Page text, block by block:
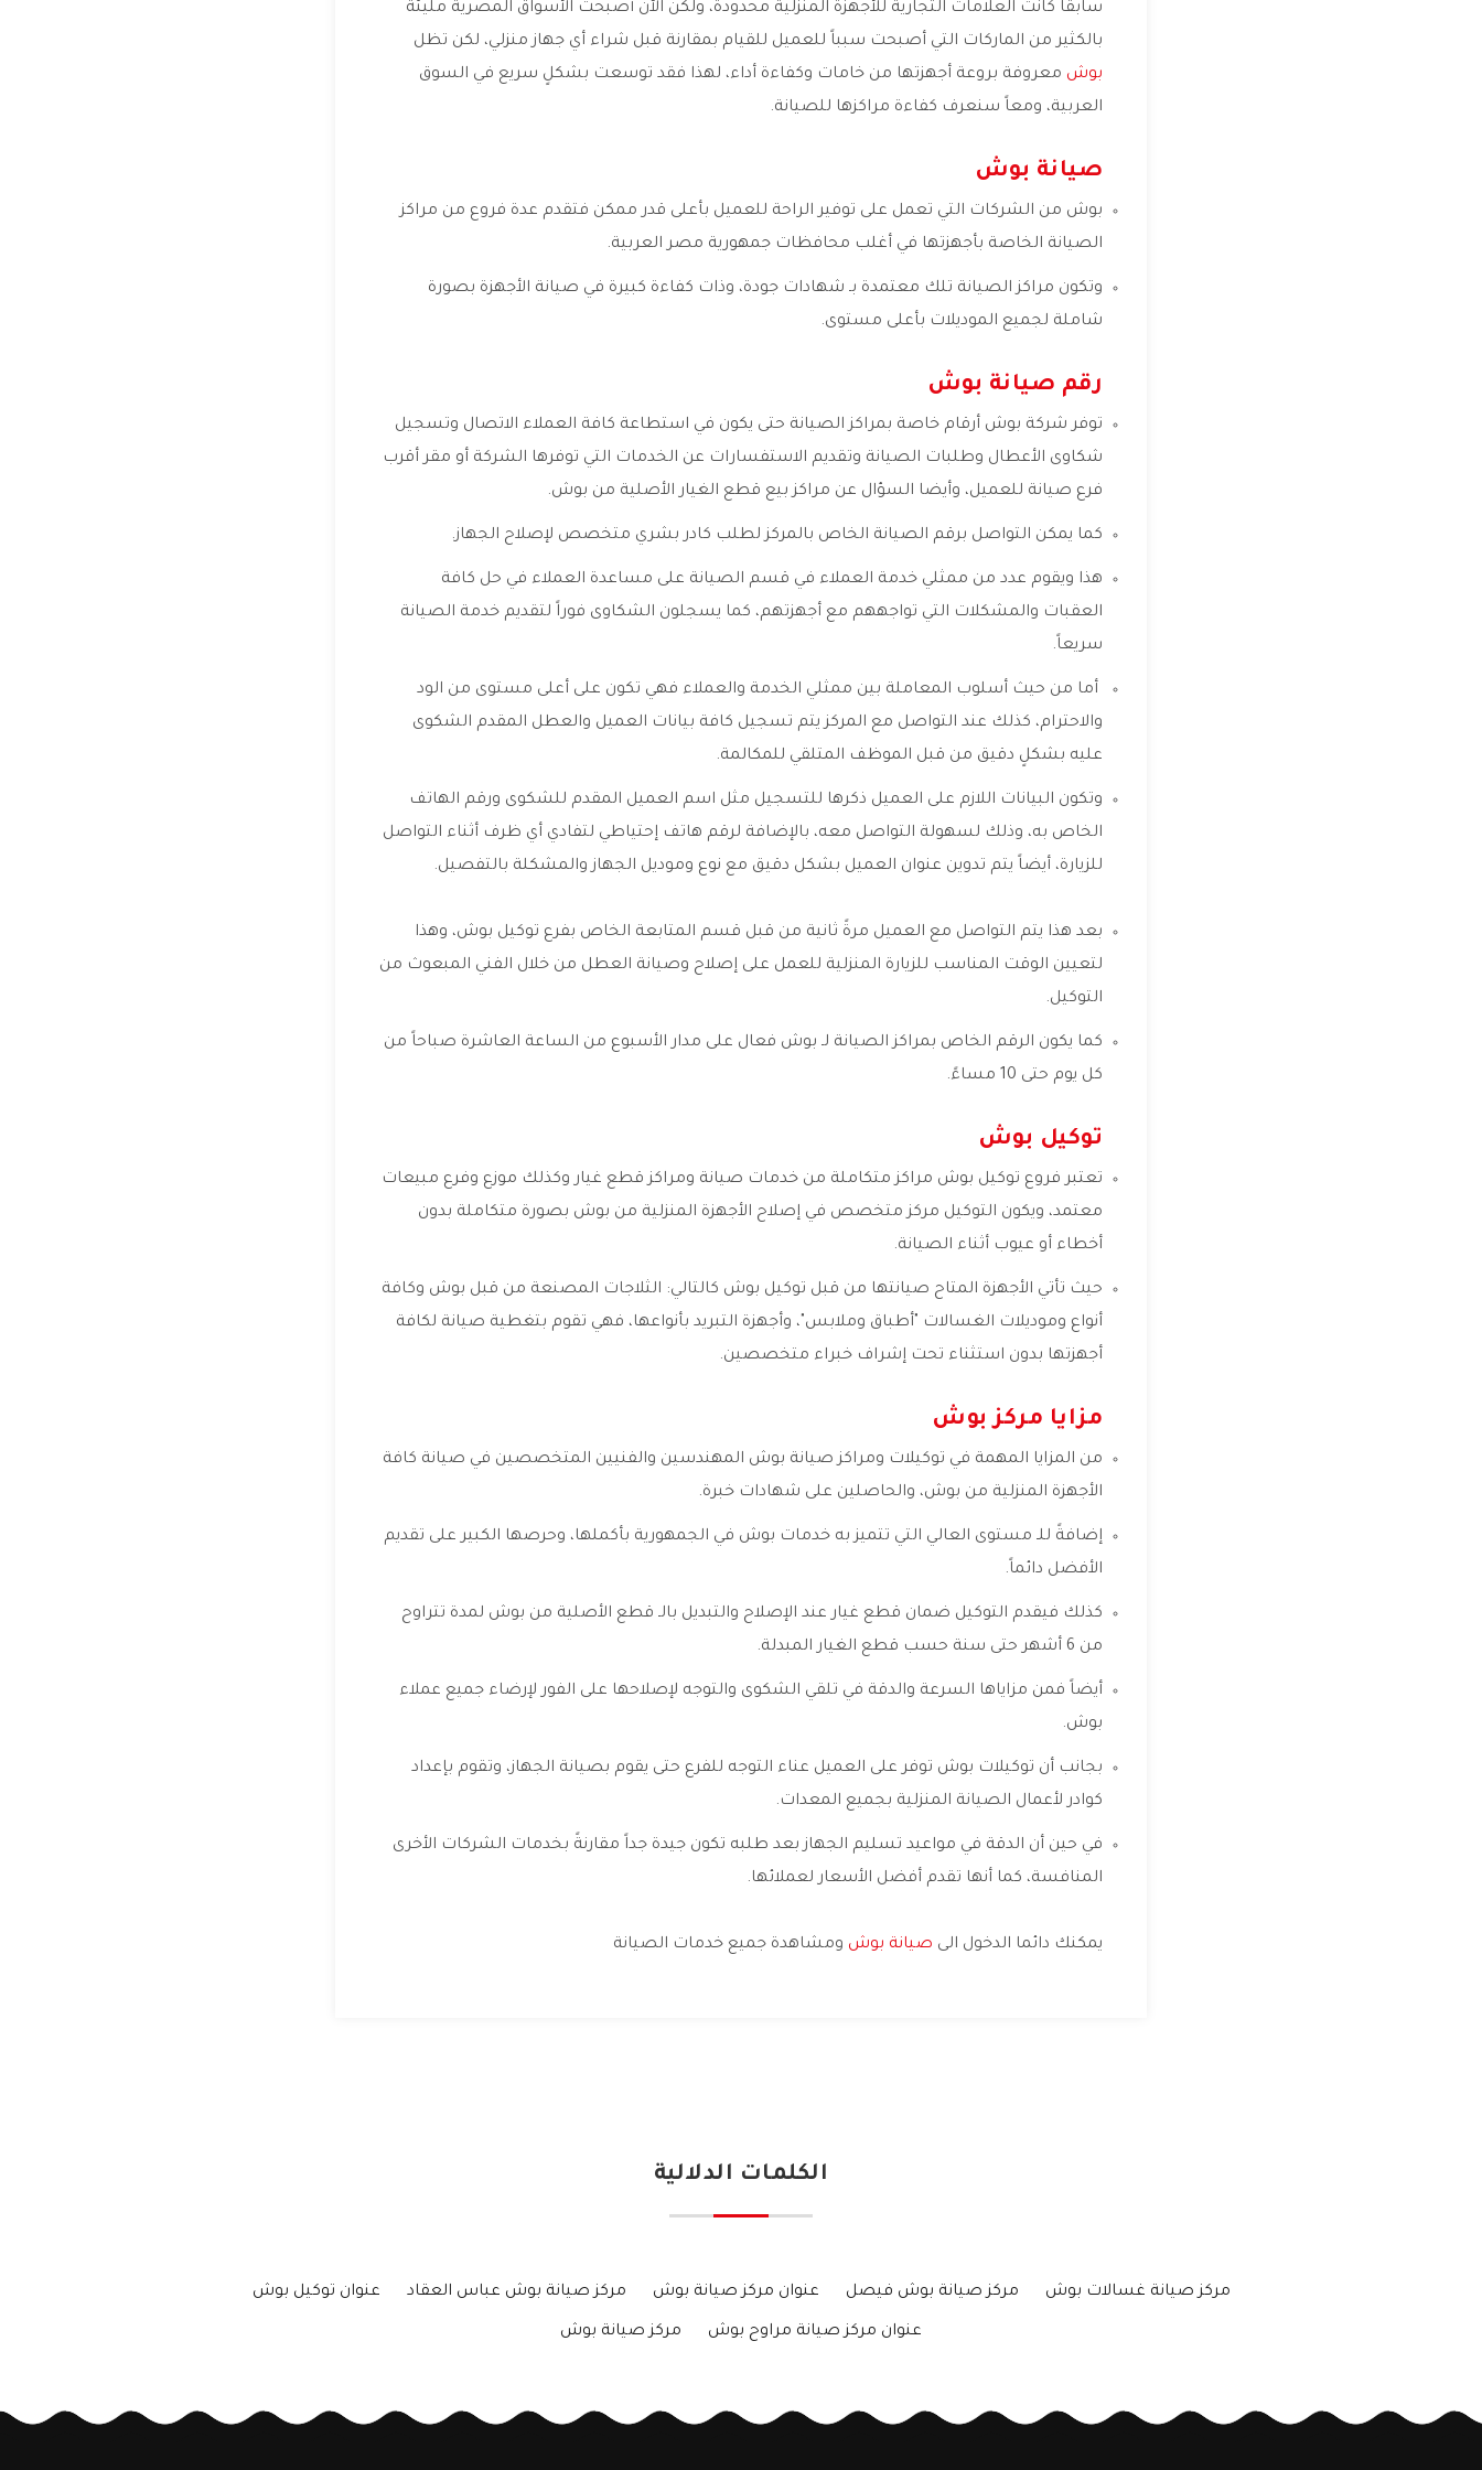
سابقاً كانت العلامات التجارية للأجهزة المنزلية محدودة، ولكن الآن أصبحت الأسواق المصرية مليئة
بالكثير من الماركات التي أصبحت سبباً للعميل للقيام بمقارنة قبل شراء أي جهاز منزلي، لكن تظل
بوش معروفة بروعة أجهزتها من خامات وكفاءة أداء، لهذا فقد توسعت بشكلٍ سريع في السوق
العربية، ومعاً سنعرف كفاءة مراكزها للصيانة.
صيانة بوش
بوش من الشركات التي تعمل على توفير الراحة للعميل بأعلى قدر ممكن فتقدم عدة فروع من مراكز
الصيانة الخاصة بأجهزتها في أغلب محافظات جمهورية مصر العربية.
وتكون مراكز الصيانة تلك معتمدة بـ شهادات جودة، وذات كفاءة كبيرة في صيانة الأجهزة بصورة
شاملة لجميع الموديلات بأعلى مستوى.
رقم صيانة بوش
توفر شركة بوش أرقام خاصة بمراكز الصيانة حتى يكون في استطاعة كافة العملاء الاتصال وتسجيل
شكاوى الأعطال وطلبات الصيانة وتقديم الاستفسارات عن الخدمات التي توفرها الشركة أو مقر أقرب
فرع صيانة للعميل، وأيضا السؤال عن مراكز بيع قطع الغيار الأصلية من بوش.
كما يمكن التواصل برقم الصيانة الخاص بالمركز لطلب كادر بشري متخصص لإصلاح الجهاز.
هذا ويقوم عدد من ممثلي خدمة العملاء في قسم الصيانة على مساعدة العملاء في حل كافة
العقبات والمشكلات التي تواجههم مع أجهزتهم، كما يسجلون الشكاوى فوراً لتقديم خدمة الصيانة
سريعاً.
أما من حيث أسلوب المعاملة بين ممثلي الخدمة والعملاء فهي تكون على أعلى مستوى من الود
والاحترام، كذلك عند التواصل مع المركز يتم تسجيل كافة بيانات العميل والعطل المقدم الشكوى
عليه بشكلٍ دقيق من قبل الموظف المتلقي للمكالمة.
وتكون البيانات اللازم على العميل ذكرها للتسجيل مثل اسم العميل المقدم للشكوى ورقم الهاتف
الخاص به، وذلك لسهولة التواصل معه، بالإضافة لرقم هاتف إحتياطي لتفادي أي ظرف أثناء التواصل
للزيارة، أيضاً يتم تدوين عنوان العميل بشكل دقيق مع نوع وموديل الجهاز والمشكلة بالتفصيل.
بعد هذا يتم التواصل مع العميل مرةً ثانية من قبل قسم المتابعة الخاص بفرع توكيل بوش، وهذا
لتعيين الوقت المناسب للزيارة المنزلية للعمل على إصلاح وصيانة العطل من خلال الفني المبعوث من
التوكيل.
كما يكون الرقم الخاص بمراكز الصيانة لـ بوش فعال على مدار الأسبوع من الساعة العاشرة صباحاً من
كل يوم حتى 10 مساءً.
توكيل بوش
تعتبر فروع توكيل بوش مراكز متكاملة من خدمات صيانة ومراكز قطع غيار وكذلك موزع وفرع مبيعات
معتمد، ويكون التوكيل مركز متخصص في إصلاح الأجهزة المنزلية من بوش بصورة متكاملة بدون
أخطاء أو عيوب أثناء الصيانة.
حيث تأتي الأجهزة المتاح صيانتها من قبل توكيل بوش كالتالي: الثلاجات المصنعة من قبل بوش وكافة
أنواع وموديلات الغسالات "أطباق وملابس"، وأجهزة التبريد بأنواعها، فهي تقوم بتغطية صيانة لكافة
أجهزتها بدون استثناء تحت إشراف خبراء متخصصين.
مزايا مركز بوش
من المزايا المهمة في توكيلات ومراكز صيانة بوش المهندسين والفنيين المتخصصين في صيانة كافة
الأجهزة المنزلية من بوش، والحاصلين على شهادات خبرة.
إضافةً للـ مستوى العالي التي تتميز به خدمات بوش في الجمهورية بأكملها، وحرصها الكبير على تقديم
الأفضل دائماً.
كذلك فيقدم التوكيل ضمان قطع غيار عند الإصلاح والتبديل بالـ قطع الأصلية من بوش لمدة تتراوح
من 6 أشهر حتى سنة حسب قطع الغيار المبدلة.
أيضاً فمن مزاياها السرعة والدقة في تلقي الشكوى والتوجه لإصلاحها على الفور لإرضاء جميع عملاء
بوش.
بجانب أن توكيلات بوش توفر على العميل عناء التوجه للفرع حتى يقوم بصيانة الجهاز، وتقوم بإعداد
كوادر لأعمال الصيانة المنزلية بجميع المعدات.
في حين أن الدقة في مواعيد تسليم الجهاز بعد طلبه تكون جيدة جداً مقارنةً بخدمات الشركات الأخرى
المنافسة، كما أنها تقدم أفضل الأسعار لعملائها.
يمكنك دائما الدخول الى صيانة بوش ومشاهدة جميع خدمات الصيانة
الكلمات الدلالية
مركز صيانة غسالات بوش مركز صيانة بوش فيصل عنوان مركز صيانة بوش مركز صيانة بوش عباس العقاد عنوان توكيل بوش
عنوان مركز صيانة مراوح بوش مركز صيانة بوش